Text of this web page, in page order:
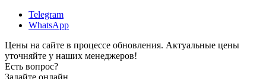
Telegram
WhatsApp
Цены на сайте в процессе обновления. Актуальные цены
уточняйте у наших менеджеров!
Есть вопрос?
Задайте онлайн